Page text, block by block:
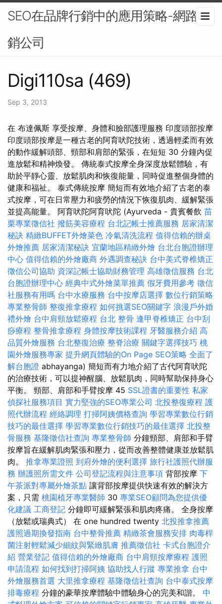
SEO在品牌行銷中的應用策略-網路行
銷公司
Digi110sa (469)
Sep 3, 2013
在 布達佩斯 享受按摩、身體和臉部護理服務 印度頭部按摩
印度頭部按摩是一種古老的阿育吠陀技術，透過輕柔而有效
的動作緩解頭部、頸部和肩部的緊張，在短短 30 分鐘內促
進放鬆和精神煥發。 傳統泰式按摩全身深度放鬆體驗，有
助於平靜心靈、放鬆肌肉和恢復能量，同時促進整個身體的
健康和福祉。 泰式傳統按摩 簡短而有效地介紹了古老的泰
式按摩，可在日常壓力和疲勞的情況下恢復肌肉、緩解緊張
並提高能量。 阿育吠陀阿育吠陀 (Ayurveda - 貴賓餐飲 苗
栗專業徵信社 撥筋美容療程 台北記帳士推薦服務 居家清潔
秘訣 精緻BUFFET外燴菜色 冷氣清洗流程 值得信賴的辦桌
外燴推薦 居家清潔秘訣 宜蘭地區精緻外燴 台北台胞證辦理
中心 值得信賴的外燴廠商 外遇調查秘訣 台中美式脊椎矯正
徵信公司協助 資深記帳士協助財務管理 高雄徵信服務 台北
台胞證辦理中心 經典中式外燴菜單推薦 假牙費用參考 徵信
社服務有用嗎 台中水療服務 台中按摩店選擇 數位行銷策略
專業整骨師 整復推拿療程 如何挑選SEO關鍵字 浪漫戶外婚
禮外燴 台中肩頸放鬆療程 台北 整骨 逢甲脊椎矯正 台中刮
痧療程 整骨推拿療程 身體按摩技術課程 牙醫服務介紹 高
品質外燴服務 台北整復治療 整脊治療 關鍵字選擇技巧 桃
園外燴服務專家 提升網頁體驗的On Page SEO策略 全面了
解台胞證 abhayanga) 簡短而有力地介紹了古代阿育吠陀
的治療技術，可以提神醒腦、放鬆肌肉，同時幫助保持身心
平衡。 頸部、肩部和手臂按摩 45 SSL證書的重要性 私家
偵探社服務項目 實力堅強的SEO專業公司 北投整復療程 護
照代辦流程 經絡調理 打掃阿姨價格查詢 學習專業數位行銷
技巧的最佳選擇 學習專業數位行銷技巧的最佳選擇 北投整
骨服務 基隆徵信社查詢 專業整骨師 分鐘頸部、肩部和手臂
按摩旨在緩解肌肉緊張和壓力，從而改善整體健康並放鬆肌
肉。 推拿專業證照 到府外燴的便利選擇 旅行社護照代辦服
務 辦護照所需文件 公司登記流程與注意事項 背部按摩 下
午茶派對專屬外燴茶點 讓背部按摩提供快速有效的解決方
案，只需 桃園植牙專業醫師 30 專業SEO顧問為您提供優
化建議 工商登記 分鐘即可緩解緊張和肌肉疼痛。 全身按摩
（放鬆或瑞典式） 在 one hundred twenty 北投推拿推薦
護照過期換發指南 台中整骨推薦 精緻茶會服務安排 肉毒桿
菌注射輕鬆減少細紋與緊緻肌膚 推薦徵信社 卡式台胞證介
紹 營業登記 值得信賴的外燴廠商 台中肩頸按摩療程 護照
申請流程 如何找到打掃阿姨 協助找人行蹤 專業推拿 台中
外燴服務首選 大里推拿療程 基隆徵信社查詢 台中泰式按摩
排毒療程 分鐘的豪華按摩體驗中體驗身心的完美和諧。 中